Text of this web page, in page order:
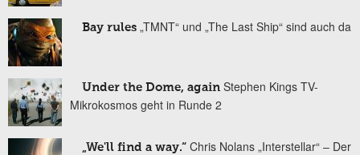
Bay rules „TMNT“ und „The Last Ship“ sind auch da
Under the Dome, again Stephen Kings TV-
Mikrokosmos geht in Runde 2
„We'll find a way.“ Chris Nolans „Interstellar“ – Der